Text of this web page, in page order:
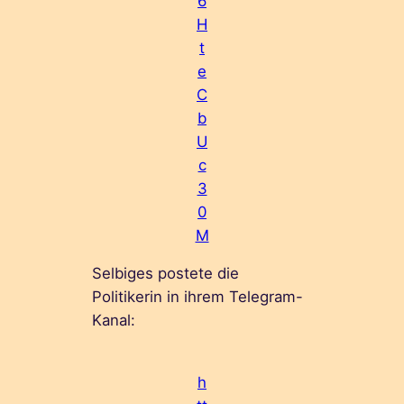
H
t
e
C
b
U
c
3
0
M
Selbiges postete die
Politikerin in ihrem Telegram-
Kanal:
h